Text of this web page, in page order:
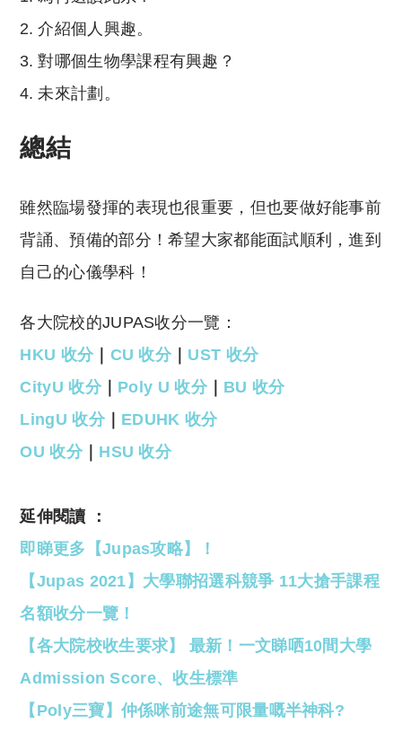
介紹個人興趣。
對哪個生物學課程有興趣？
未來計劃。
總結
雖然臨場發揮的表現也很重要，但也要做好能事前
背誦、預備的部分！希望大家都能面試順利，進到
自己的心儀學科！
各大院校的JUPAS收分一覽：
HKU 收分｜ CU 收分｜ UST 收分
CityU 收分｜ Poly U 收分｜ BU 收分
LingU 收分｜ EDUHK 收分
OU 收分｜ HSU 收分
延伸閱讀 ：
即睇更多【Jupas攻略】！
【Jupas 2021】大學聯招選科競爭 11大搶手課程
名額收分一覽！
【各大院校收生要求】 最新！一文睇哂10間大學
Admission Score、收生標準
【Poly三寶】仲係咪前途無可限量嘅半神科?